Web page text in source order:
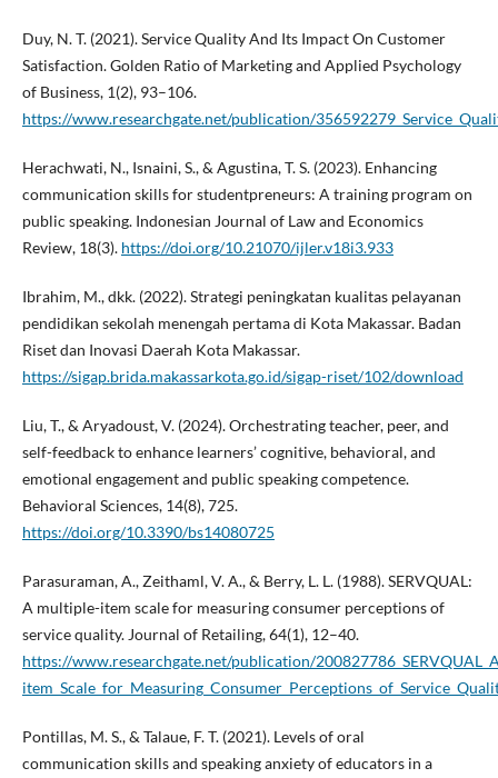
Duy, N. T. (2021). Service Quality And Its Impact On Customer
Satisfaction. Golden Ratio of Marketing and Applied Psychology
of Business, 1(2), 93–106.
https://www.researchgate.net/publication/
Herachwati, N., Isnaini, S., & Agustina, T. S. (2023). Enhancing
communication skills for studentpreneurs: A training program on
public speaking. Indonesian Journal of Law and Economics
Review, 18(3). https://doi.org/10.21070/ijler.v18i3.933
Ibrahim, M., dkk. (2022). Strategi peningkatan kualitas pelayanan
pendidikan sekolah menengah pertama di Kota Makassar. Badan
Riset dan Inovasi Daerah Kota Makassar.
https://sigap.brida.makassarkota.go.id/sigap-riset/102/download
Liu, T., & Aryadoust, V. (2024). Orchestrating teacher, peer, and
self-feedback to enhance learners’ cognitive, behavioral, and
emotional engagement and public speaking competence.
Behavioral Sciences, 14(8), 725.
https://doi.org/10.3390/bs14080725
Parasuraman, A., Zeithaml, V. A., & Berry, L. L. (1988). SERVQUAL:
A multiple-item scale for measuring consumer perceptions of
service quality. Journal of Retailing, 64(1), 12–40.
https://www.researchgate.net/publication/
Pontillas, M. S., & Talaue, F. T. (2021). Levels of oral
communication skills and speaking anxiety of educators in a